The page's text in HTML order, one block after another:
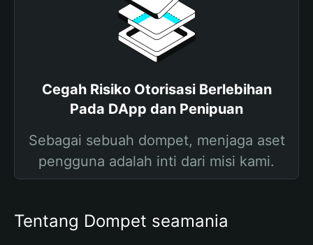
Cegah Risiko Otorisasi Berlebihan
Pada DApp dan Penipuan
Sebagai sebuah dompet, menjaga aset
pengguna adalah inti dari misi kami.
Tentang Dompet seamania